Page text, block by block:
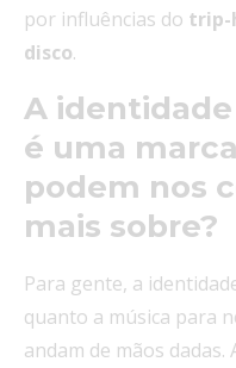
por influências do trip-
disco.
A
é uma
podem nos
mais sobre?
Para gente, a
quanto a música para
andam de mãos